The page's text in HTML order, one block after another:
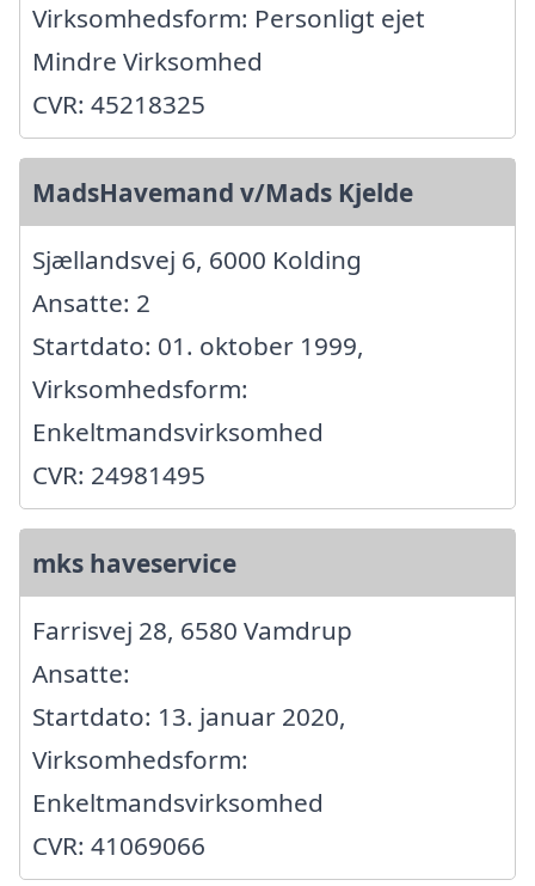
Virksomhedsform: Personligt ejet
Mindre Virksomhed
CVR: 45218325
MadsHavemand v/Mads Kjelde
Sjællandsvej 6, 6000 Kolding
Ansatte: 2
Startdato: 01. oktober 1999,
Virksomhedsform:
Enkeltmandsvirksomhed
CVR: 24981495
mks haveservice
Farrisvej 28, 6580 Vamdrup
Ansatte:
Startdato: 13. januar 2020,
Virksomhedsform:
Enkeltmandsvirksomhed
CVR: 41069066